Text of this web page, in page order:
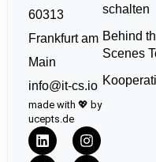
60313
Frankfurt am
Main
info@it-cs.io
made with 💖 by
ucepts.de
schalten
Behind
Scenes